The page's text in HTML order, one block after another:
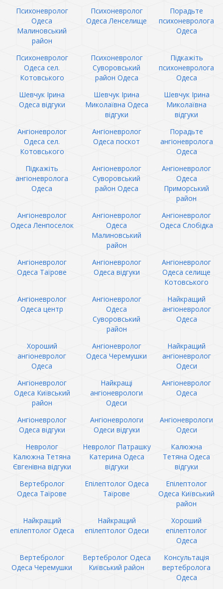
Психоневролог
Одеса
Малиновський
район
Психоневролог
Одеса Ленселище
Порадьте
психоневролога
Одеса
Психоневролог
Одеса сел.
Котовського
Психоневролог
Суворовський
район Одеса
Підкажіть
психоневролога
Одеса
Шевчук Ірина
Одеса відгуки
Шевчук Ірина
Миколаївна Одеса
відгуки
Шевчук Ірина
Миколаївна
відгуки
Ангіоневролог
Одеса сел.
Котовського
Ангіоневролог
Одеса поскот
Порадьте
ангіоневролога
Одеса
Підкажіть
ангіоневролога
Одеса
Ангіоневролог
Суворовський
район Одеса
Ангіоневролог
Одеса
Приморський
район
Ангіоневролог
Одеса Ленпоселок
Ангіоневролог
Одеса
Малиновський
район
Ангіоневролог
Одеса Слобідка
Ангіоневролог
Одеса Таїрове
Ангіоневролог
Одеса відгуки
Ангіоневролог
Одеса селище
Котовського
Ангіоневролог
Одеса центр
Ангіоневролог
Одеса
Суворовський
район
Найкращий
ангіоневролог
Одеса
Хороший
ангіоневролог
Одеса
Ангіоневролог
Одеса Черемушки
Найкращий
ангіоневролог
Одеси
Ангіоневролог
Одеса Київський
район
Найкращі
ангіоневрологи
Одеси
Ангіоневролог
Одеса
Ангіоневролог
Одеса відгуки
Ангіоневрологи
Одеси відгуки
Ангіоневрологи
Одеси
Невролог
Калюжна Тетяна
Євгенівна відгуки
Невролог Патрашку
Катерина Одеса
відгуки
Калюжна
Тетяна Одеса
відгуки
Вертебролог
Одеса Таїрове
Епілептолог Одеса
Таїрове
Епілептолог
Одеса Київський
район
Найкращий
епілептолог Одеса
Найкращий
епілептолог Одеси
Хороший
епілептолог
Одеса
Вертебролог
Одеса Черемушки
Вертебролог Одеса
Київський район
Консультація
вертебролога
Одеса